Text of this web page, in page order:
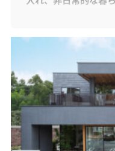
さ」と「機能性」を